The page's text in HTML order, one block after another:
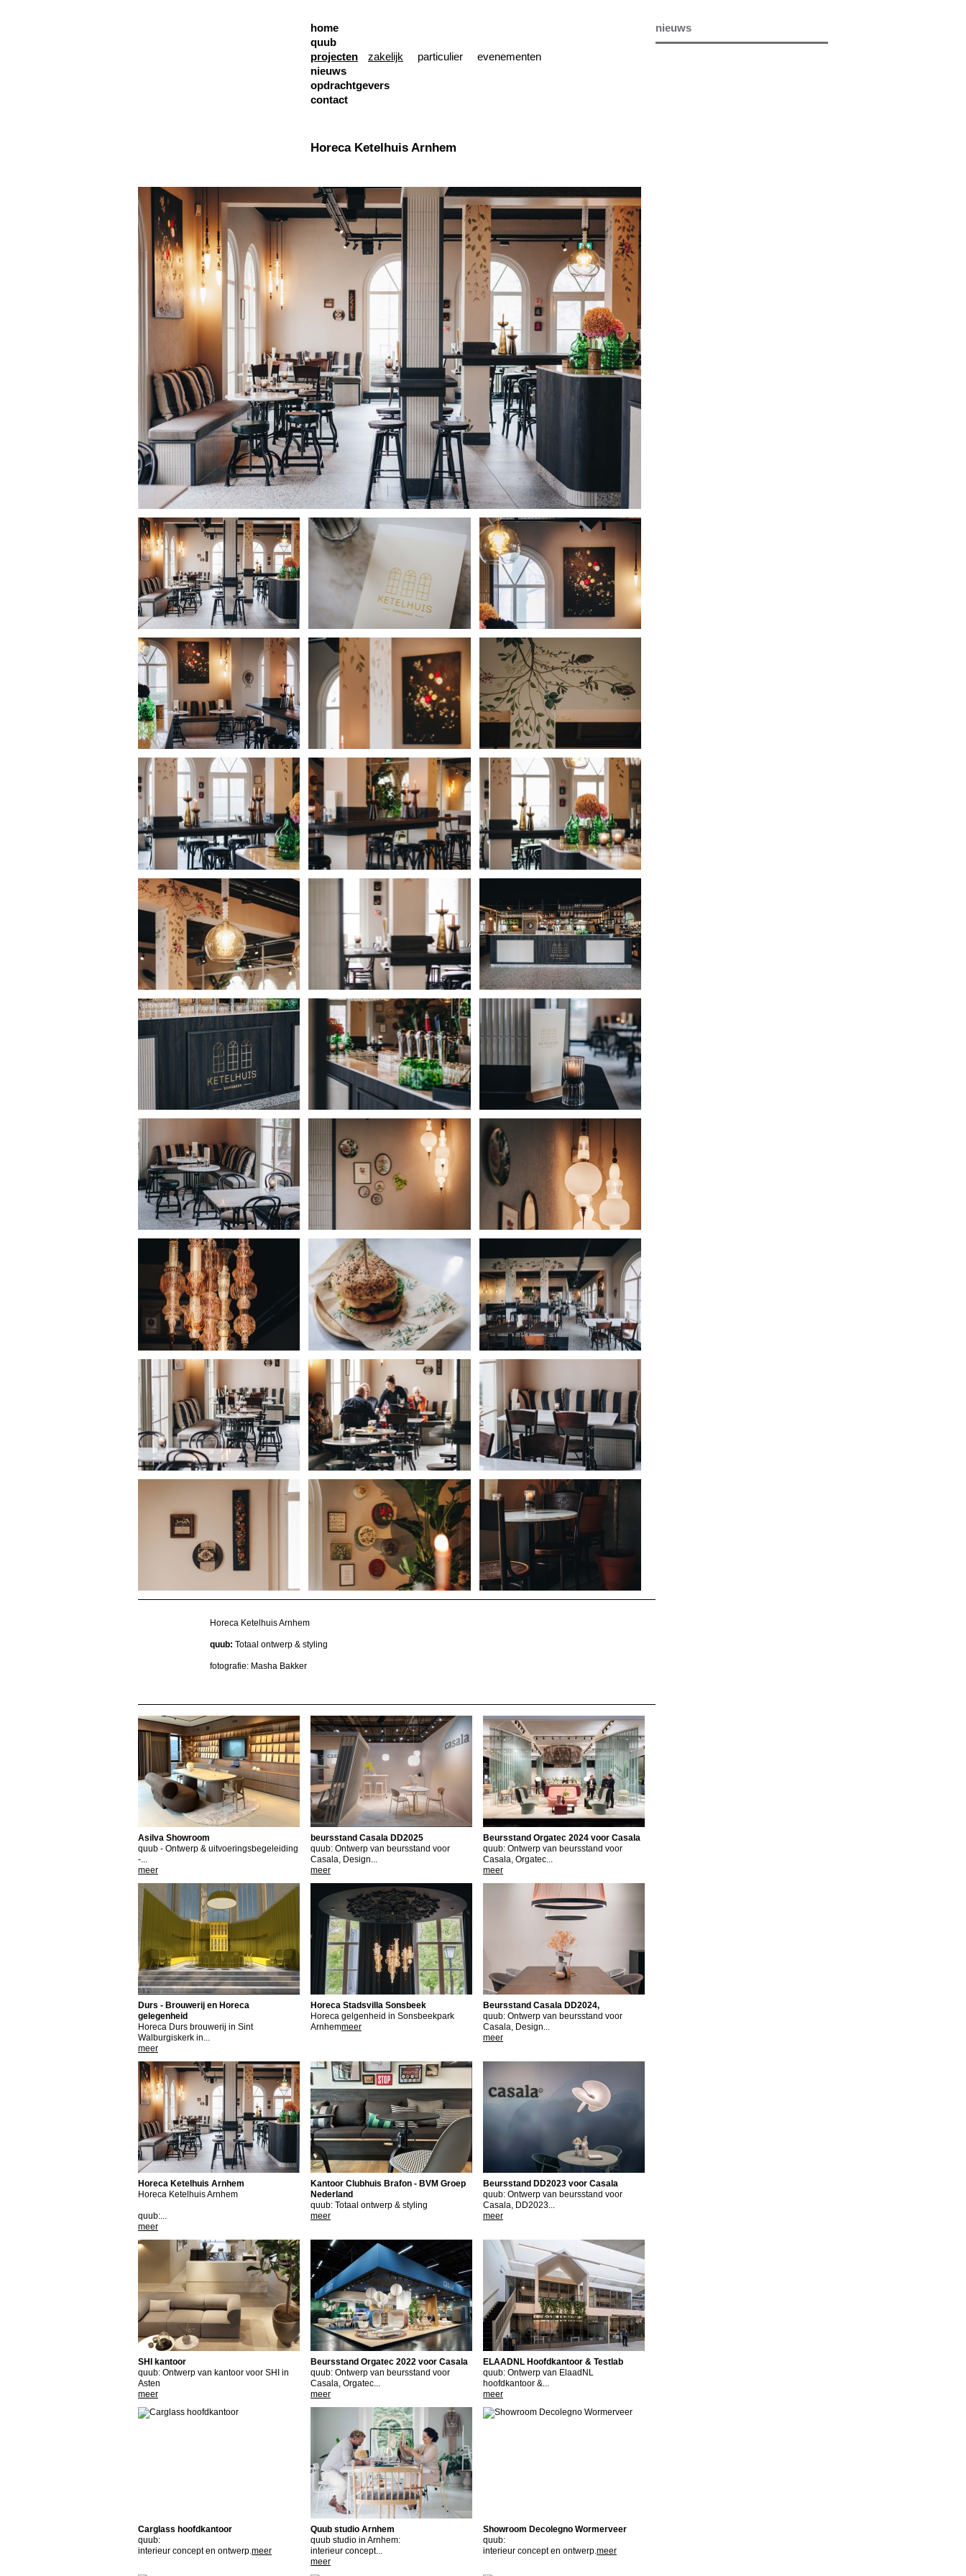
home
quub
projecten
zakelijk particulier
evenementen
nieuws
opdrachtgevers
contact
Horeca Ketelhuis Arnhem
Horeca Ketelhuis Arnhem
quub: Totaal ontwerp & styling
fotografie: Masha Bakker
Asilva Showroom
quub - Ontwerp & uitvoeringsbegeleiding
-...
meer
beursstand Casala DD2025
quub: Ontwerp van beursstand voor
Casala, Design...
meer
Beursstand Orgatec 2024 voor Casala
quub: Ontwerp van beursstand voor
Casala, Orgatec...
meer
Durs - Brouwerij en Horeca
gelegenheid
Horeca Durs brouwerij in Sint
Walburgiskerk in...
meer
Horeca Stadsvilla Sonsbeek
Horeca gelgenheid in Sonsbeekpark
Arnhemmeer
Beursstand Casala DD2024,
quub: Ontwerp van beursstand voor
Casala, Design...
meer
Horeca Ketelhuis Arnhem
Horeca Ketelhuis Arnhem
quub:...
meer
Kantoor Clubhuis Brafon - BVM Groep
Nederland
quub: Totaal ontwerp & styling
meer
Beursstand DD2023 voor Casala
quub: Ontwerp van beursstand voor
Casala, DD2023...
meer
SHI kantoor
quub: Ontwerp van kantoor voor SHI in
Asten
meer
Beursstand Orgatec 2022 voor Casala
quub: Ontwerp van beursstand voor
Casala, Orgatec...
meer
ELAADNL Hoofdkantoor & Testlab
quub: Ontwerp van ElaadNL
hoofdkantoor &...
meer
Carglass hoofdkantoor
quub:
interieur concept en ontwerp.meer
Quub studio Arnhem
quub studio in Arnhem:
interieur concept...
meer
Showroom Decolegno Wormerveer
quub:
interieur concept en ontwerp.meer
nieuws